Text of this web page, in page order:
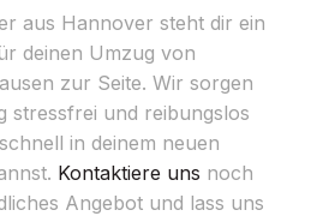
aus Hannover steht dir ein
deinen Umzug von
zur Seite. Wir sorgen
stressfrei und reibungslos
in deinem neuen
Kontaktiere uns noch
Angebot und lass uns